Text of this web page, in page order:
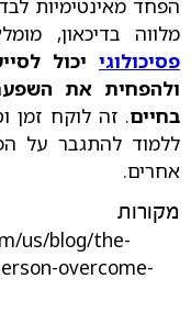
הפחד מאינטימיות
מלווה בדיכאון,
פסיכולוגי יכול
ולהפחית את
בחיים. זה לוקח זמן
ללמוד להתגבר על
אחרים.
מקורות
us/blog/the-
overcome-